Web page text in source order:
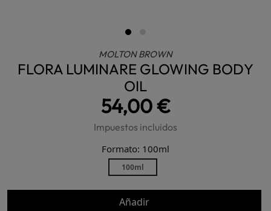
MOLTON BROWN
FLORA LUMINARE GLOWING BODY
OIL
54,00 €
Impuestos incluidos
Formato: 100ml
100ml
Añadir